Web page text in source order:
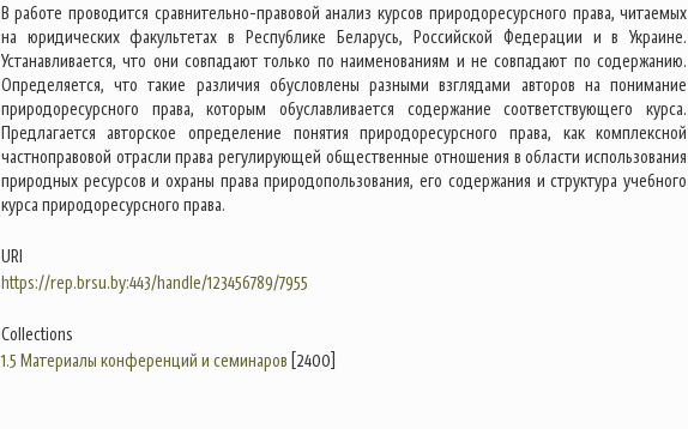
В работе проводится сравнительно-правовой анализ курсов природоресурсного права, читаемых
на юридических факультетах в Республике Беларусь, Российской Федерации и в Украине.
Устанавливается, что они совпадают только по наименованиям и не совпадают по содержанию.
Определяется, что такие различия обусловлены разными взглядами авторов на понимание
природоресурсного права, которым обуславливается содержание соответствующего курса.
Предлагается авторское определение понятия природоресурсного права, как комплексной
частноправовой отрасли права регулирующей общественные отношения в области использования
природных ресурсов и охраны права природопользования, его содержания и структура учебного
курса природоресурсного права.
URI
https://rep.brsu.by:443/handle/123456789/7955
Collections
1.5 Материалы конференций и семинаров [2400]